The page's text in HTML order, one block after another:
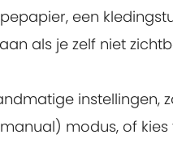
een
als je zelf niet
instellingen,
modus, of